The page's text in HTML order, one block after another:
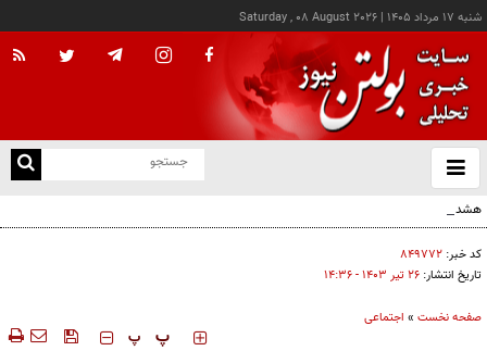
شنبه ۱۷ مرداد ۱۴۰۵ |
Saturday , 08 August 2026
باز
و
هشدار نسبت به وقوع تندباد در تهران
کد خبر: ۸۴۹۷۷۲
تاریخ انتشار: ۲۶ تير ۱۴۰۳ - ۱۴:۳۶
صفحه نخست » اجتماعی
‍‍‍ پ پ